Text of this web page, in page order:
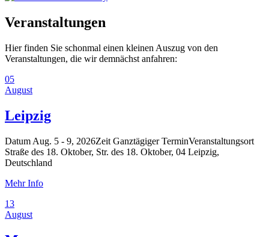
Veranstaltungen
Hier finden Sie schonmal einen kleinen Auszug von den
Veranstaltungen, die wir demnächst anfahren:
05
August
Leipzig
Datum Aug. 5 - 9, 2026Zeit Ganztägiger TerminVeranstaltungsort
Straße des 18. Oktober, Str. des 18. Oktober, 04 Leipzig,
Deutschland
Mehr Info
13
August